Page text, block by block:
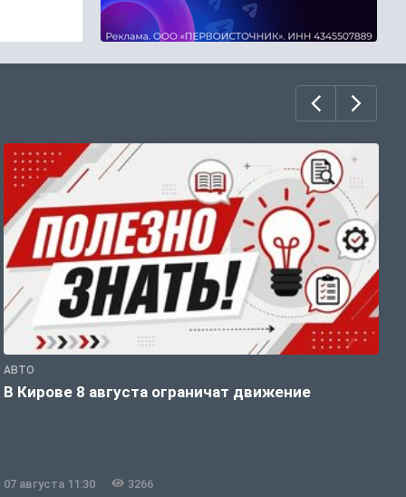
АВТО
В Кирове 8 августа ограничат движение
07 августа 11:30 3266